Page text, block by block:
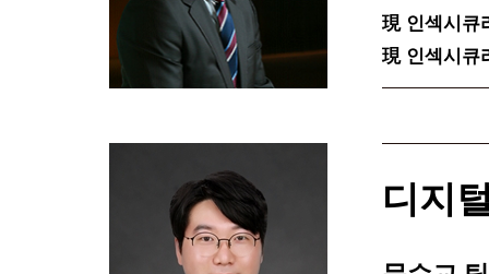
現 인섹시큐
現 인섹시큐
디지